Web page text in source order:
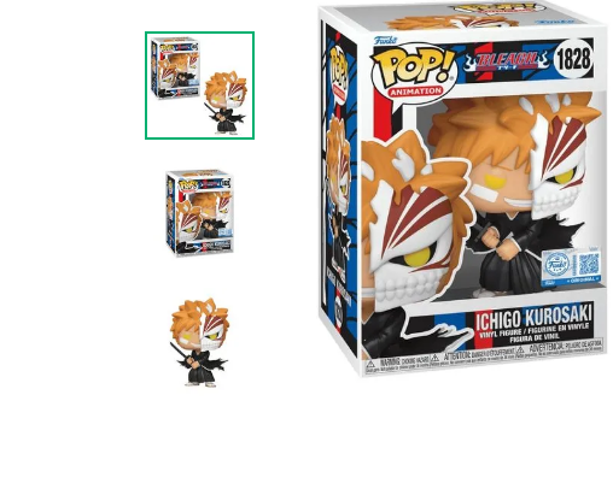
our generation
x-shot red
7º
five nights at freddy s
8º
funko pop
guerreiras kpop